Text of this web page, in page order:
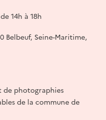
14h à 18h
Belbeuf, Seine-Maritime,
de photographies
de la commune de